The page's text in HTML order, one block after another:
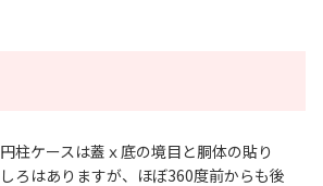
円柱ケースは蓋ｘ底の境目と胴体の貼り
しろはありますが、ほぼ360度前からも後